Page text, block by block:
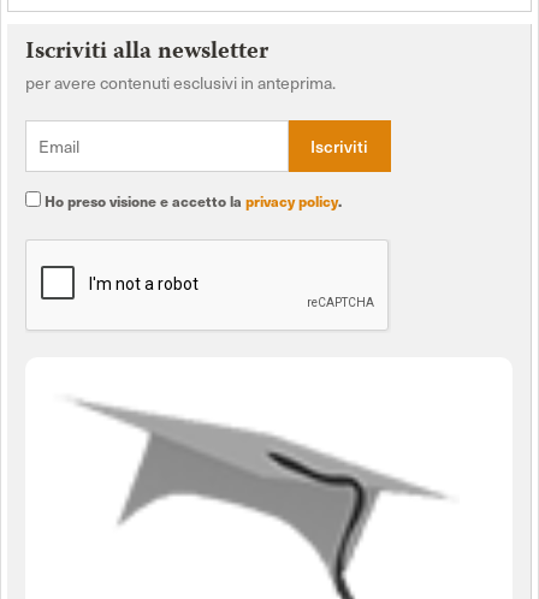
Iscriviti alla newsletter
per avere contenuti esclusivi in anteprima.
Ho preso visione e accetto la privacy policy.